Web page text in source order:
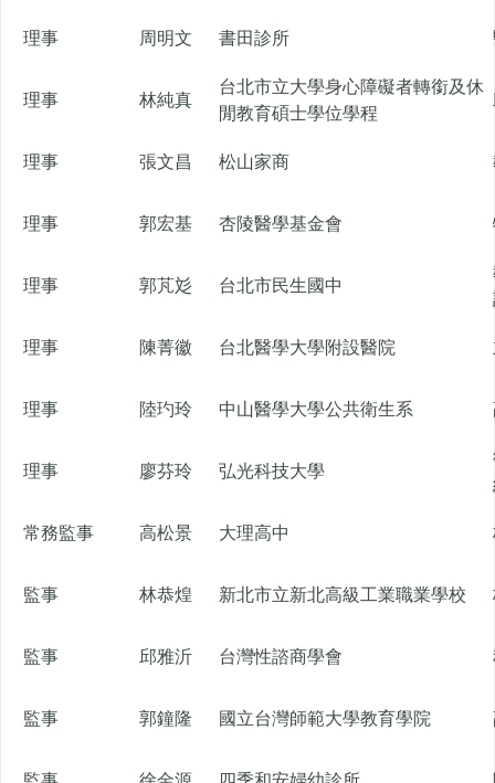
理事 周明文 書田診所
理事 林純真
台北市立大學身心障礙者轉銜及休
閒教育碩士學位學程
理事 張文昌 松山家商
理事 郭宏基 杏陵醫學基金會
理事 郭芃彣 台北市民生國中
理事 陳菁徽 台北醫學大學附設醫院
理事 陸玓玲 中山醫學大學公共衛生系
理事 廖芬玲 弘光科技大學
常務監事 高松景 大理高中
監事 林恭煌 新北市立新北高級工業職業學校
監事 邱雅沂 台灣性諮商學會
監事 郭鐘隆 國立台灣師範大學教育學院